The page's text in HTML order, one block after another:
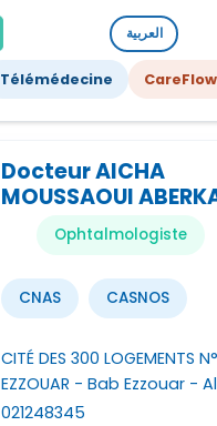
العربية
Télémédecine
Docteur AICHA
MOUSSAOUI
Ophtalmologiste
CNAS CASNOS
CITÉ DES 300 LOGEMENTS
EZZOUAR - Bab Ezzouar -
021248345